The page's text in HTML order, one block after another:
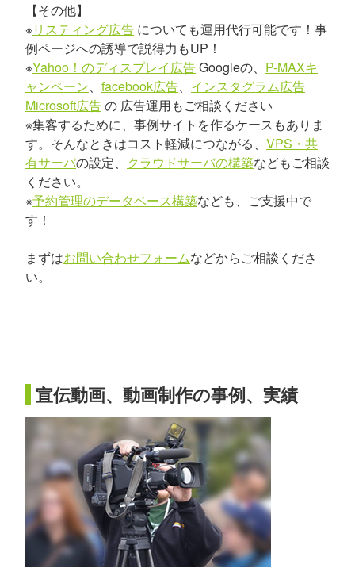
【その他】
※リスティング広告 についても運用代行可能です！事
例ページへの誘導で説得力もUP！
※Yahoo！のディスプレイ広告Googleの、 P-MAXキ
ャンペーン、 facebook広告、 インスタグラム広告
Microsoft広告の 広告運用もご相談ください
※集客するために、事例サイトを作るケースもありま
す。そんなときはコスト軽減につながる、 VPS・共
有サーバの設定、 クラウドサーバの構築などもご相談
ください。
※予約管理のデータベース構築なども、ご支援中で
す！
まずはお問い合わせフォームなどからご相談くださ
い。
宣伝動画、動画制作の事例、実績